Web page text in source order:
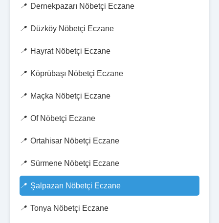
Dernekpazarı Nöbetçi Eczane
Düzköy Nöbetçi Eczane
Hayrat Nöbetçi Eczane
Köprübaşı Nöbetçi Eczane
Maçka Nöbetçi Eczane
Of Nöbetçi Eczane
Ortahisar Nöbetçi Eczane
Sürmene Nöbetçi Eczane
Şalpazarı Nöbetçi Eczane
Tonya Nöbetçi Eczane